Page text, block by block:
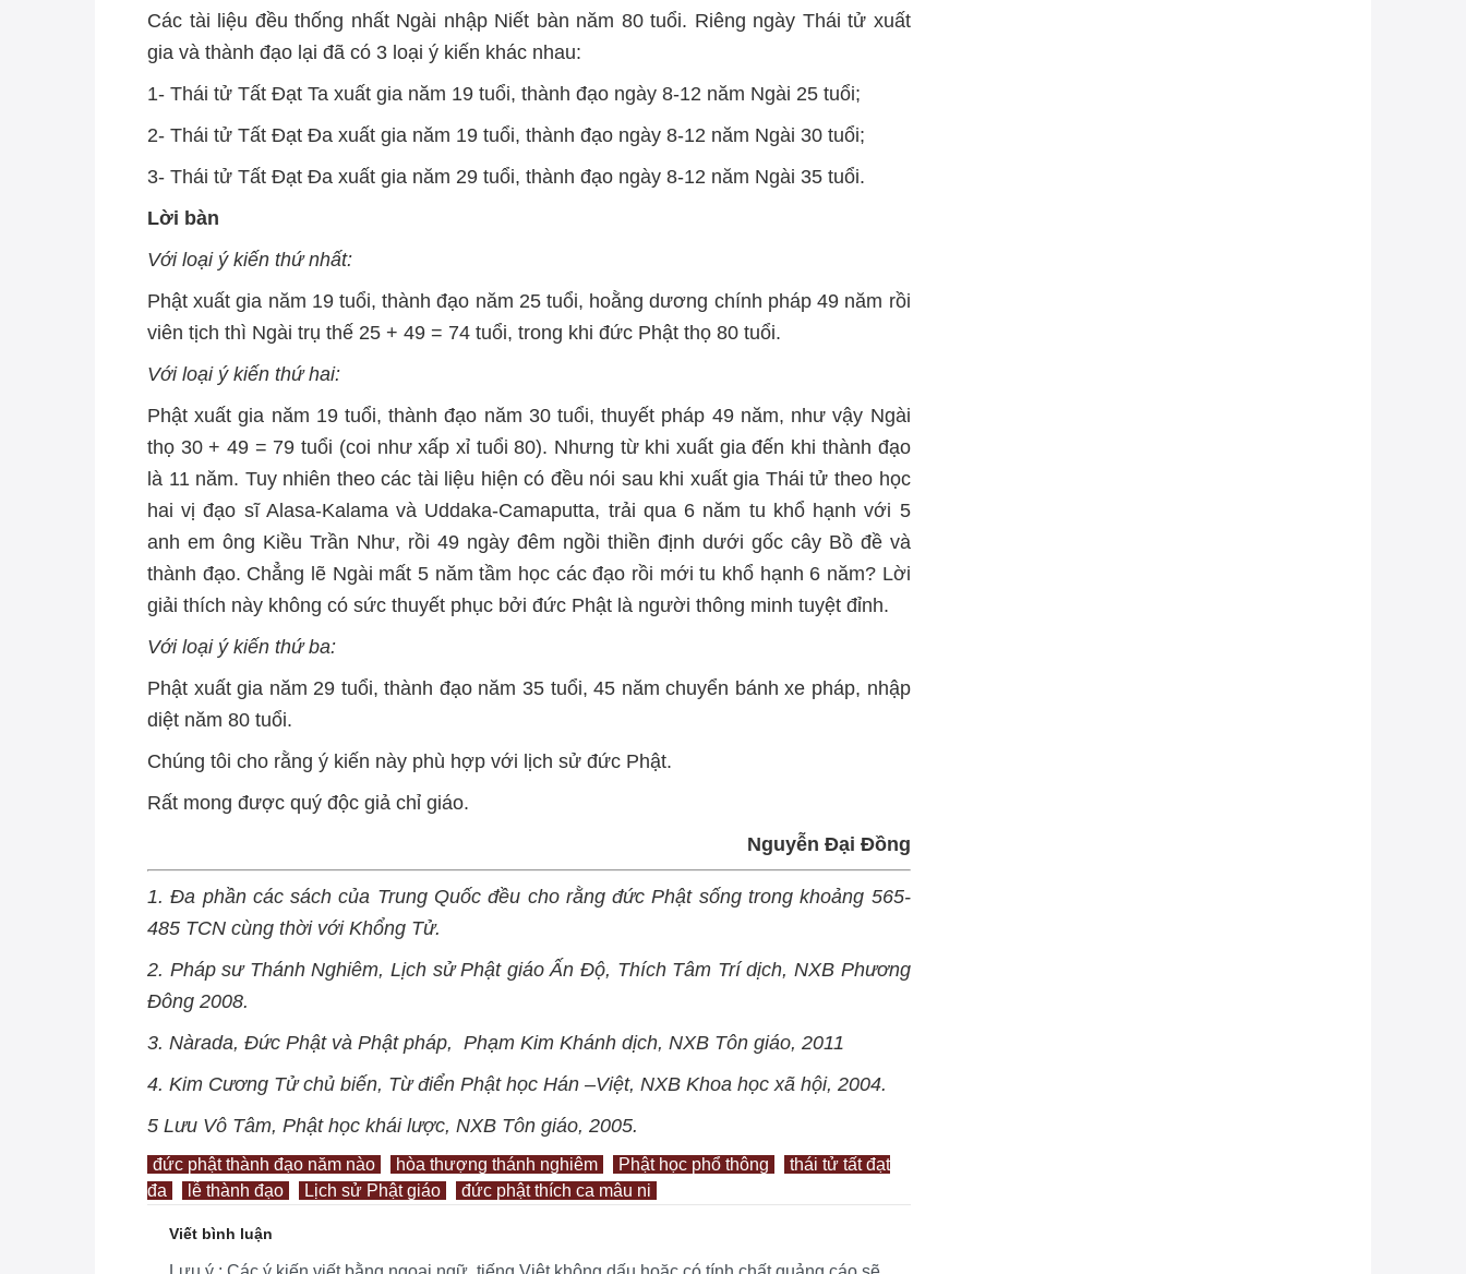
Các tài liệu đều thống nhất Ngài nhập Niết bàn năm 80 tuổi. Riêng ngày Thái tử xuất
gia và thành đạo lại đã có 3 loại ý kiến khác nhau:
1- Thái tử Tất Đạt Ta xuất gia năm 19 tuổi, thành đạo ngày 8-12 năm Ngài 25 tuổi;
2- Thái tử Tất Đạt Đa xuất gia năm 19 tuổi, thành đạo ngày 8-12 năm Ngài 30 tuổi;
3- Thái tử Tất Đạt Đa xuất gia năm 29 tuổi, thành đạo ngày 8-12 năm Ngài 35 tuổi.
Lời bàn
Với loại ý kiến thứ nhất:
Phật xuất gia năm 19 tuổi, thành đạo năm 25 tuổi, hoằng dương chính pháp 49 năm rồi
viên tịch thì Ngài trụ thế 25 + 49 = 74 tuổi, trong khi đức Phật thọ 80 tuổi.
Với loại ý kiến thứ hai:
Phật xuất gia năm 19 tuổi, thành đạo năm 30 tuổi, thuyết pháp 49 năm, như vậy Ngài
thọ 30 + 49 = 79 tuổi (coi như xấp xỉ tuổi 80). Nhưng từ khi xuất gia đến khi thành đạo
là 11 năm. Tuy nhiên theo các tài liệu hiện có đều nói sau khi xuất gia Thái tử theo học
hai vị đạo sĩ Alasa-Kalama và Uddaka-Camaputta, trải qua 6 năm tu khổ hạnh với 5
anh em ông Kiều Trần Như, rồi 49 ngày đêm ngồi thiền định dưới gốc cây Bồ đề và
thành đạo. Chẳng lẽ Ngài mất 5 năm tầm học các đạo rồi mới tu khổ hạnh 6 năm? Lời
giải thích này không có sức thuyết phục bởi đức Phật là người thông minh tuyệt đỉnh.
Với loại ý kiến thứ ba:
Phật xuất gia năm 29 tuổi, thành đạo năm 35 tuổi, 45 năm chuyển bánh xe pháp, nhập
diệt năm 80 tuổi.
Chúng tôi cho rằng ý kiến này phù hợp với lịch sử đức Phật.
Rất mong được quý độc giả chỉ giáo.
Nguyễn Đại Đồng
1. Đa phần các sách của Trung Quốc đều cho rằng đức Phật sống trong khoảng 565-
485 TCN cùng thời với Khổng Tử.
2. Pháp sư Thánh Nghiêm, Lịch sử Phật giáo Ấn Độ, Thích Tâm Trí dịch, NXB Phương
Đông 2008.
3. Nàrada, Đức Phật và Phật pháp, Phạm Kim Khánh dịch, NXB Tôn giáo, 2011
4. Kim Cương Tử chủ biến, Từ điển Phật học Hán –Việt, NXB Khoa học xã hội, 2004.
5 Lưu Vô Tâm, Phật học khái lược, NXB Tôn giáo, 2005.
đức phật thành đạo năm nào hòa thượng thánh nghiêm Phật học phổ thông
thái tử tất đạt
đa
lễ thành đạo Lịch sử Phật giáo đức phật thích ca mâu ni
Viết bình luận